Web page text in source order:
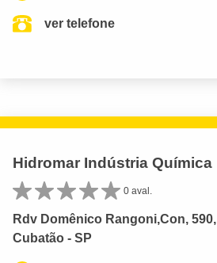
ver telefone
Hidromar Indústria Química
0 aval.
Rdv Domênico Rangoni,Con,
Cubatão - SP